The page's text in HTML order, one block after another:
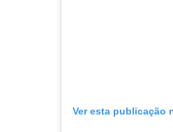
Ver esta publicação